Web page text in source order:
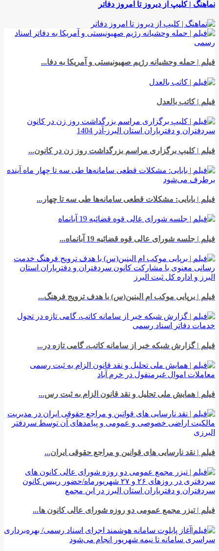
نماهنگ | کلیپ از دیروز تا امروز دفاتر
فیلم | حمله وحشیانه رژیم صهیونیستی و آمریکا به دفا...
فیلم | کاتب بالعدل
فیلم | کلیپ برگزاری مراسم بزرگداشت روز زن در کانون...
فیلم | بابایی: مشکلات قطعی سامانه‌ها طی سه تا چهار...
فیلم | جلسه شورای عالی قوه قضائیه 19 آبانماه...
فیلم | برپایی موکب ام البنین(س) با هدف ترویج فرهنگ...
فیلم | گزارش شبکه خبر از سامانه کاتب، گامی تازه در...
فیلم | همایش ملی تحلیل و نقد قانون الزام به ثبت رس...
فیلم | نقد نارسایی های قوانین و مراجع حقوقی ایران...
فیلم | تیزر مجمع عمومی دو روزه شورای عالی کانون ها...